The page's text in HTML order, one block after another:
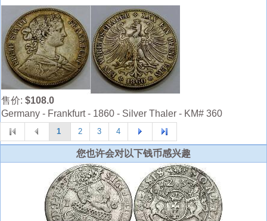
售价: $108.0
Germany - Frankfurt - 1860 - Silver Thaler - KM# 360
1 2 3 4
您也许会对以下钱币感兴趣